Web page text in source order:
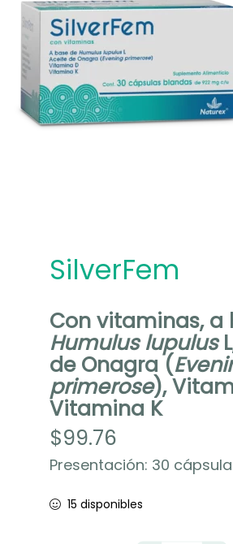
m
SilverFem
Con vitaminas, a
Humulus lupulus
de Onagra (
primerose),
Vitamina K
$99.76
Presentación: 30
15 disponibles